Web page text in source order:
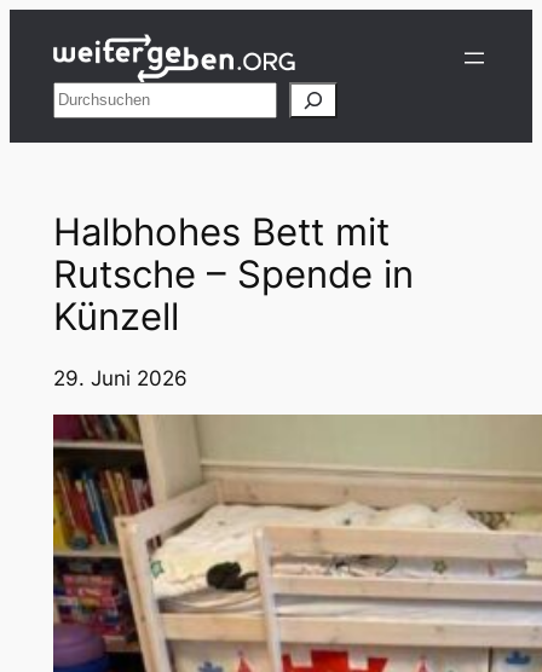
Inhalt
springenSuchen
Halbhohes Bett mit
Rutsche – Spende in
Künzell
29. Juni 2026